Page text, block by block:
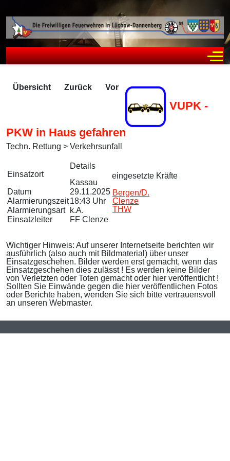
Übersicht Zurück Vor
VUPK -
PKW in Haus gefahren
Techn. Rettung > Verkehrsunfall
Einsatzort
Details
Kassau
Datum
29.11.2025
Alarmierungszeit18:43 Uhr
Alarmierungsart
k.A.
Einsatzleiter
FF Clenze
eingesetzte Kräfte
Bergen/D.
Clenze
THW
Wichtiger Hinweis: Auf unserer Internetseite berichten wir
ausführlich (also auch mit Bildmaterial) über unser
Einsatzgeschehen. Bilder werden erst gemacht, wenn das
Einsatzgeschehen dies zulässt ! Es werden keine Bilder
von Verletzten oder Toten gemacht oder hier veröffentlicht !
Sollten Sie Einwände gegen die hier veröffentlichen Fotos
oder Berichte haben, wenden Sie sich bitte vertrauensvoll
an unseren Webmaster.